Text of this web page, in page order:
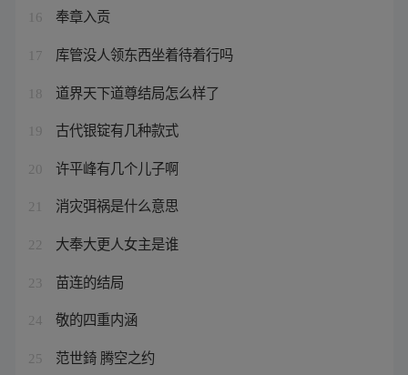
16 奉章入贡
17 库管没人领东西坐着待着行吗
18 道界天下道尊结局怎么样了
19 古代银锭有几种款式
20 许平峰有几个儿子啊
21 消灾弭祸是什么意思
22 大奉大更人女主是谁
23 苗连的结局
24 敬的四重内涵
25 范世錡 腾空之约